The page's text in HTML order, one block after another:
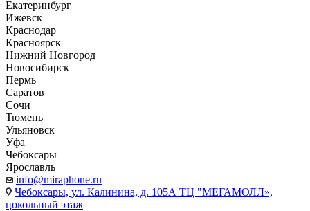
Екатеринбург
Ижевск
Краснодар
Красноярск
Нижний Новгород
Новосибирск
Пермь
Саратов
Сочи
Тюмень
Ульяновск
Уфа
Чебоксары
Ярославль
info@miraphone.ru
Чебоксары, ул. Калинина, д. 105А ТЦ "МЕГАМОЛЛ»,
цокольный этаж